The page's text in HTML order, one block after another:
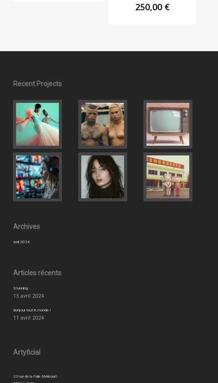
250,00 €
Recent Projects
Archives
avril 2024
Articles récents
Stunning
15 avril 2024
Bonjour tout le monde !
11 avril 2024
Artyficial
22 rue de la Folie Méricourt